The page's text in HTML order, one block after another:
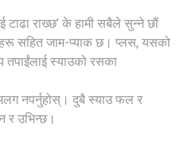
टाढा राख्छ’ के हामी सबैले सुन्ने छौं
सहित जाम-प्याक छ। प्लस, यसको
स्याउको रसका
नपर्नुहोस्। दुबै स्याउ फल र
र उभिन्छ।